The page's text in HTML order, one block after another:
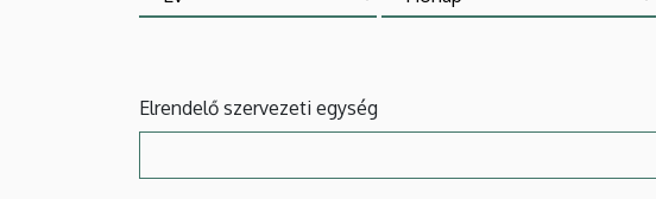
Elrendelő szervezeti egység